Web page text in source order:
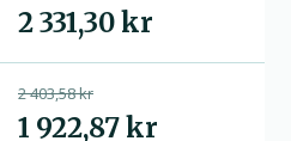
2 331,30 kr
2 403,58 kr
1 922,87 kr